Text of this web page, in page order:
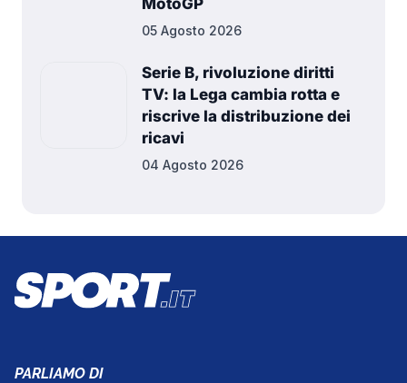
MotoGP
05 Agosto 2026
Serie B, rivoluzione diritti
TV: la Lega cambia rotta e
riscrive la distribuzione dei
ricavi
04 Agosto 2026
PARLIAMO DI